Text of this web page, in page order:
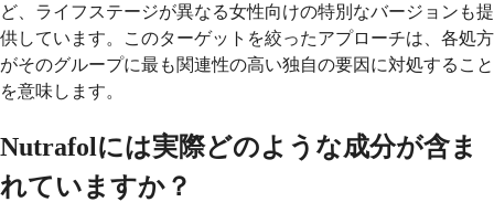
ど、ライフステージが異なる女性向けの特別なバージョンも提
供しています。このターゲットを絞ったアプローチは、各処方
がそのグループに最も関連性の高い独自の要因に対処すること
を意味します。
Nutrafolには実際どのような成分が含ま
れていますか？